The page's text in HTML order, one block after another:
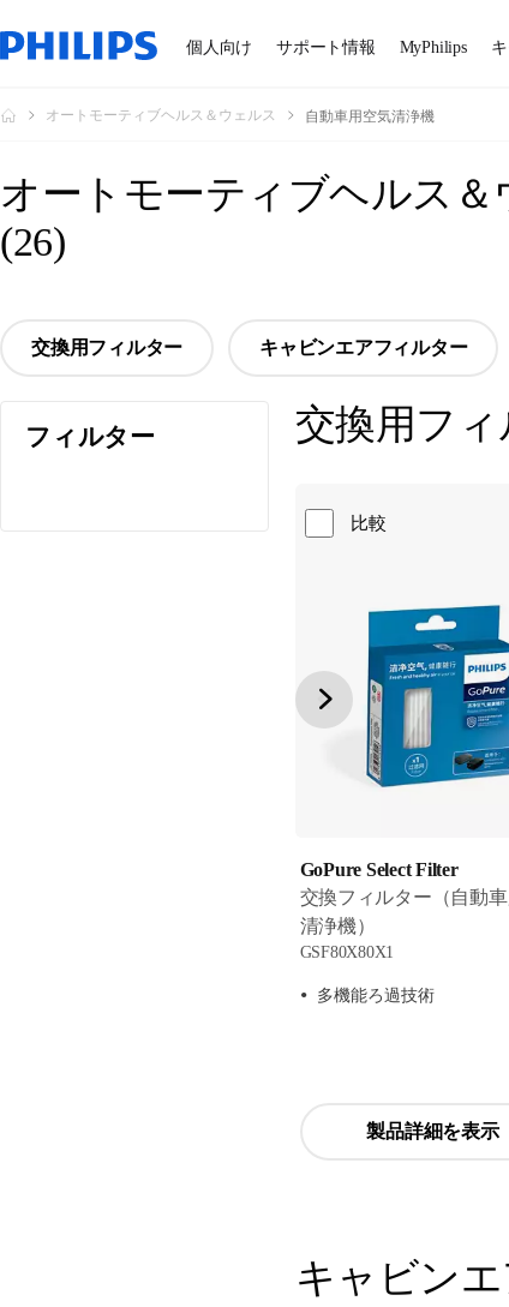
個人向け サポート情報 MyPhilips
オートモーティブヘルス＆ウェルス 自動車用空気清浄機
オートモーティブヘルス＆
(26)
交換用フィルター キャビンエアフィルター
フィルター 交換用フィ
比較
GoPure Select Filter
交換フィルター（自動
清浄機）
GSF80X80X1
多機能ろ過技術
製品詳細を表示
キャビン